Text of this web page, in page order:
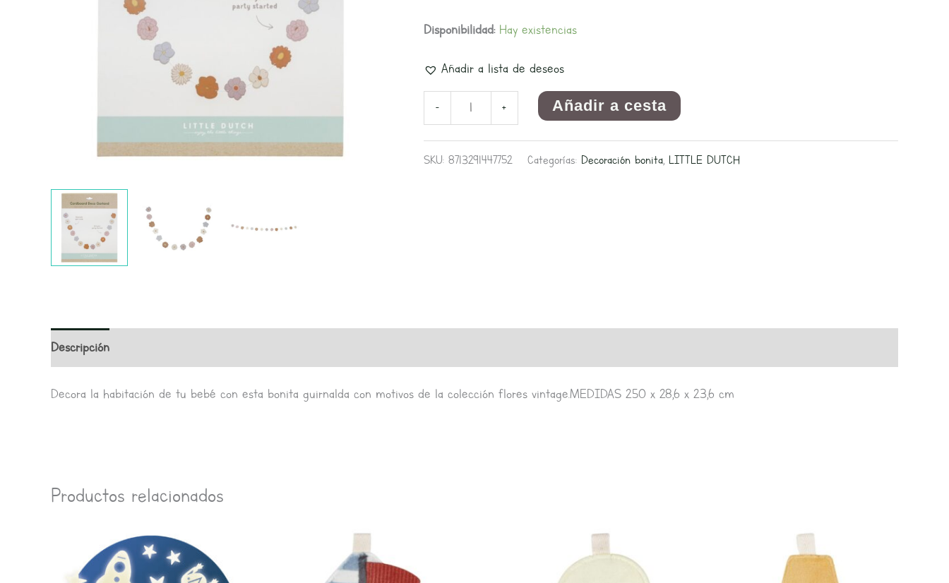
Disponibilidad: Hay existencias
Añadir a lista de deseos
- + Añadir a cesta
SKU: 8713291447752 Categorías: Decoración bonita, LITTLE DUTCH
Descripción
Decora la habitación de tu bebé con esta bonita guirnalda con motivos de la colección flores vintage.MEDIDAS 250 x 28,6 x 23,6 cm
Productos relacionados